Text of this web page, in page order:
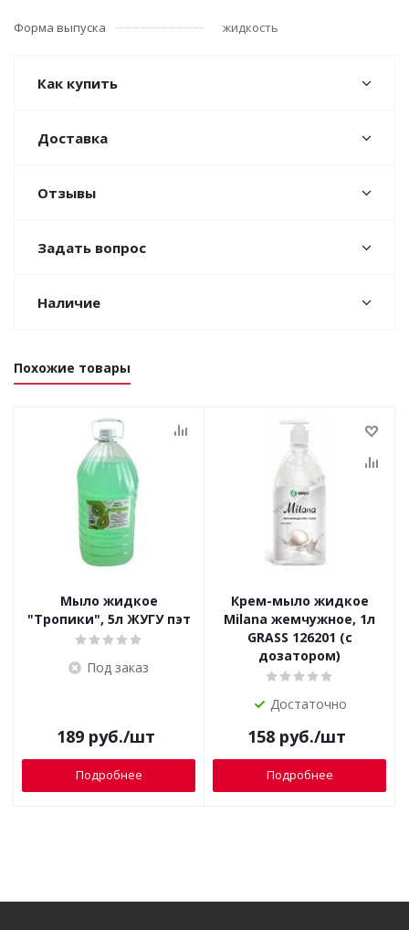
Форма выпуска жидкость
Как купить
Доставка
Отзывы
Задать вопрос
Наличие
Похожие товары
Мыло жидкое
"Тропики", 5л ЖУГУ пэт
Под заказ
189руб./шт
Подробнее
Крем-мыло жидкое
Milana жемчужное, 1л
GRASS 126201 (с
дозатором)
Достаточно
158руб./шт
Подробнее